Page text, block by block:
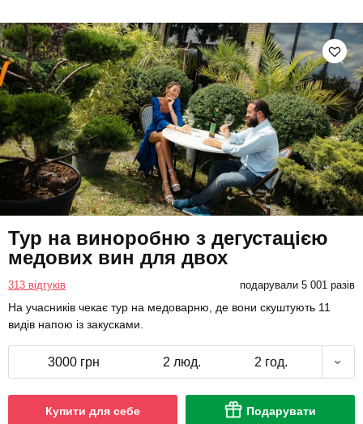
Тур на виноробню з дегустацією
медових вин для двох
313 відгуків подарували 5 001 разів
На учасників чекає тур на медоварню, де вони скуштують 11
видів напою із закусками.
3000 грн 2 люд. 2 год.
Купити для себе Подарувати